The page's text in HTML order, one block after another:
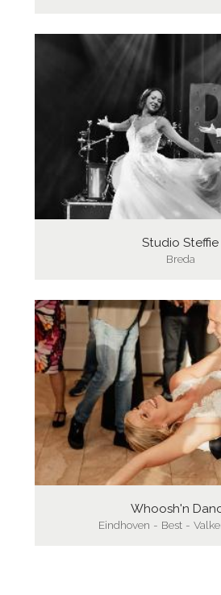
Studio Steffie
Breda
Whoosh'n
Eindhoven - Best -